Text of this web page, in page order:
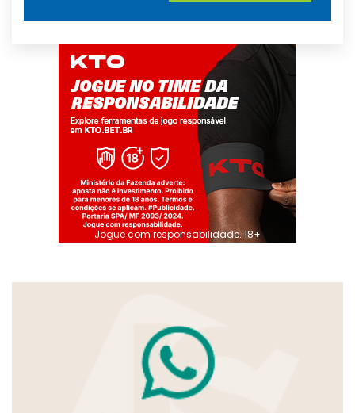
Jogue com responsabilidade. 18+